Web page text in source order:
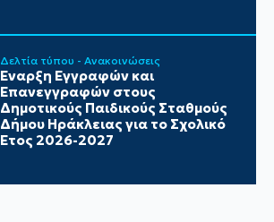
Δελτία τύπου - Ανακοινώσεις
Έναρξη Εγγραφών και
Επανεγγραφών στους
Δημοτικούς Παιδικούς Σταθμούς
Δήμου Ηράκλειας για το Σχολικό
Έτος 2026-2027